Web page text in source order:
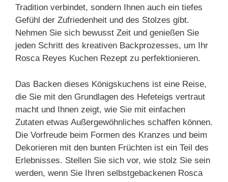
Tradition verbindet, sondern Ihnen auch ein tiefes
Gefühl der Zufriedenheit und des Stolzes gibt.
Nehmen Sie sich bewusst Zeit und genießen Sie
jeden Schritt des kreativen Backprozesses, um Ihr
Rosca Reyes Kuchen Rezept zu perfektionieren.
Das Backen dieses Königskuchens ist eine Reise,
die Sie mit den Grundlagen des Hefeteigs vertraut
macht und Ihnen zeigt, wie Sie mit einfachen
Zutaten etwas Außergewöhnliches schaffen können.
Die Vorfreude beim Formen des Kranzes und beim
Dekorieren mit den bunten Früchten ist ein Teil des
Erlebnisses. Stellen Sie sich vor, wie stolz Sie sein
werden, wenn Sie Ihren selbstgebackenen Rosca